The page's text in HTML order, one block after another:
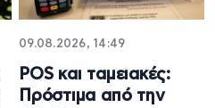
09.08.2026, 14:49
POS και ταμειακές:
Πρόστιμα από την